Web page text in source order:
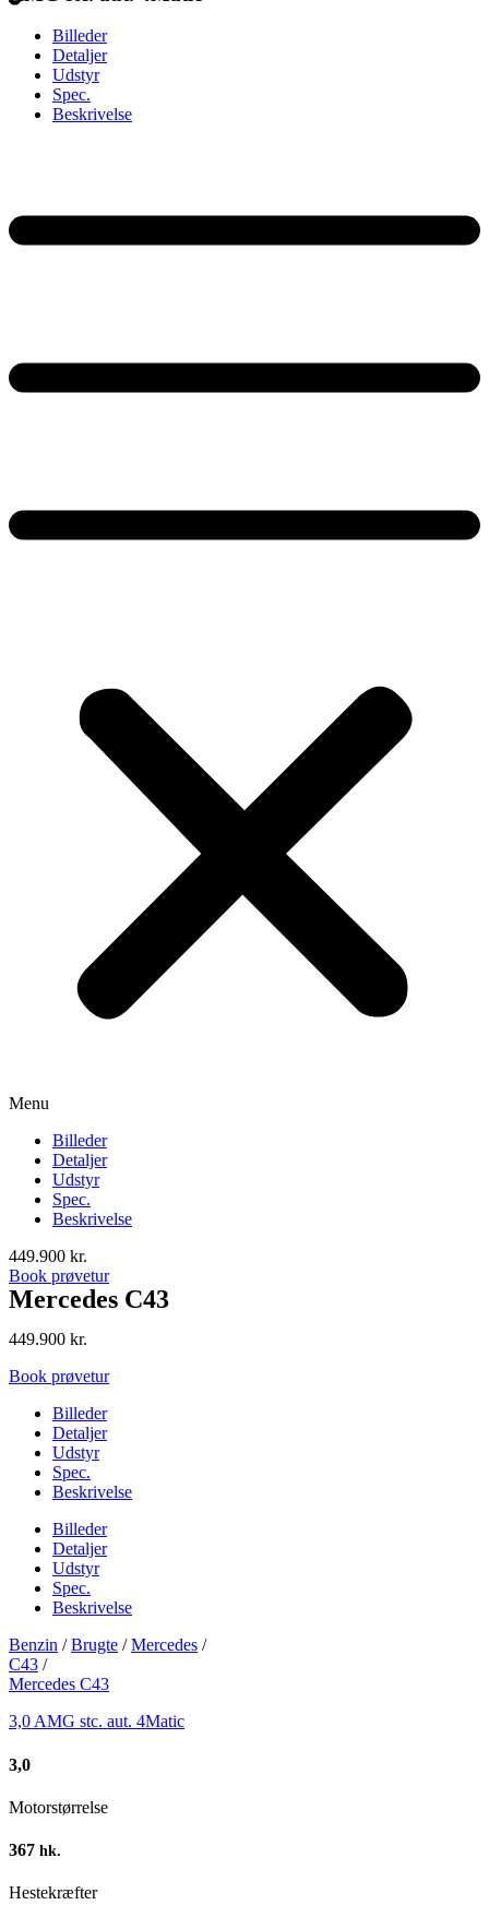
Billeder
Detaljer
Udstyr
Spec.
Beskrivelse
Menu
Billeder
Detaljer
Udstyr
Spec.
Beskrivelse
449.900 kr.
Book prøvetur
Mercedes C43
449.900 kr.
Book prøvetur
Billeder
Detaljer
Udstyr
Spec.
Beskrivelse
Billeder
Detaljer
Udstyr
Spec.
Beskrivelse
Benzin / Brugte / Mercedes /
C43 /
Mercedes C43
3,0 AMG stc. aut. 4Matic
3,0
Motorstørrelse
367 hk.
Hestekræfter